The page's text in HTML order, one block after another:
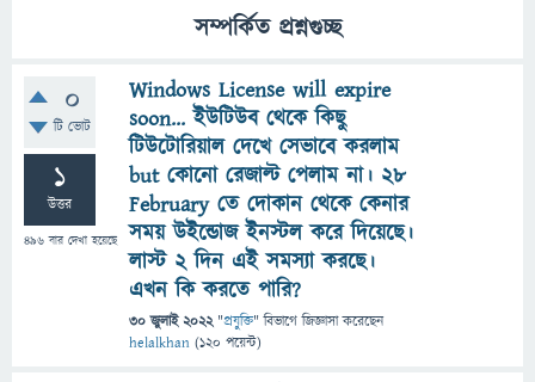
সম্পর্কিত প্রশ্নগুচ্ছ
0
টি ভোট
1
উত্তর
496 বার দেখা হয়েছে
Windows License will expire
soon... ইউটিউব থেকে কিছু
টিউটোরিয়াল দেখে সেভাবে করলাম
but কোনো রেজাল্ট পেলাম না। 28
February তে দোকান থেকে কেনার
সময় উইন্ডোজ ইনস্টল করে দিয়েছে।
লাস্ট 2 দিন এই সমস্যা করছে।
এখন কি করতে পারি?
30 জুলাই 2022 "প্রযুক্তি" বিভাগে জিজ্ঞাসাকরেছেন
helalkhan (120 পয়েন্ট)